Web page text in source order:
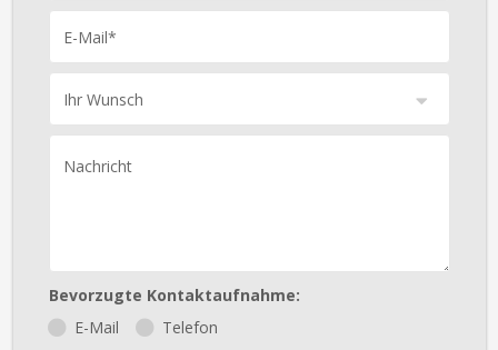
E-Mail*
Ihr Wunsch
Nachricht
Bevorzugte Kontaktaufnahme:
E-Mail
Telefon